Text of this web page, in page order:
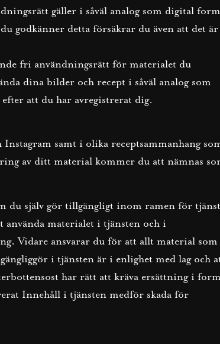
gäller i såväl analog som digital form
godkänner detta försäkrar du även att det
fri användningsrätt för materialet du
dina bilder och recept i såväl analog som
att du har avregistrerat dig.
Instagram samt i olika receptsammanhang
av ditt material kommer du att nämnas
du själv gör tillgängligt inom ramen för
använda materialet i tjänsten och i
Vidare ansvarar du för att allt material som
i tjänsten är i enlighet med lag och
har rätt att kräva ersättning i
Innehåll i tjänsten medför skada för